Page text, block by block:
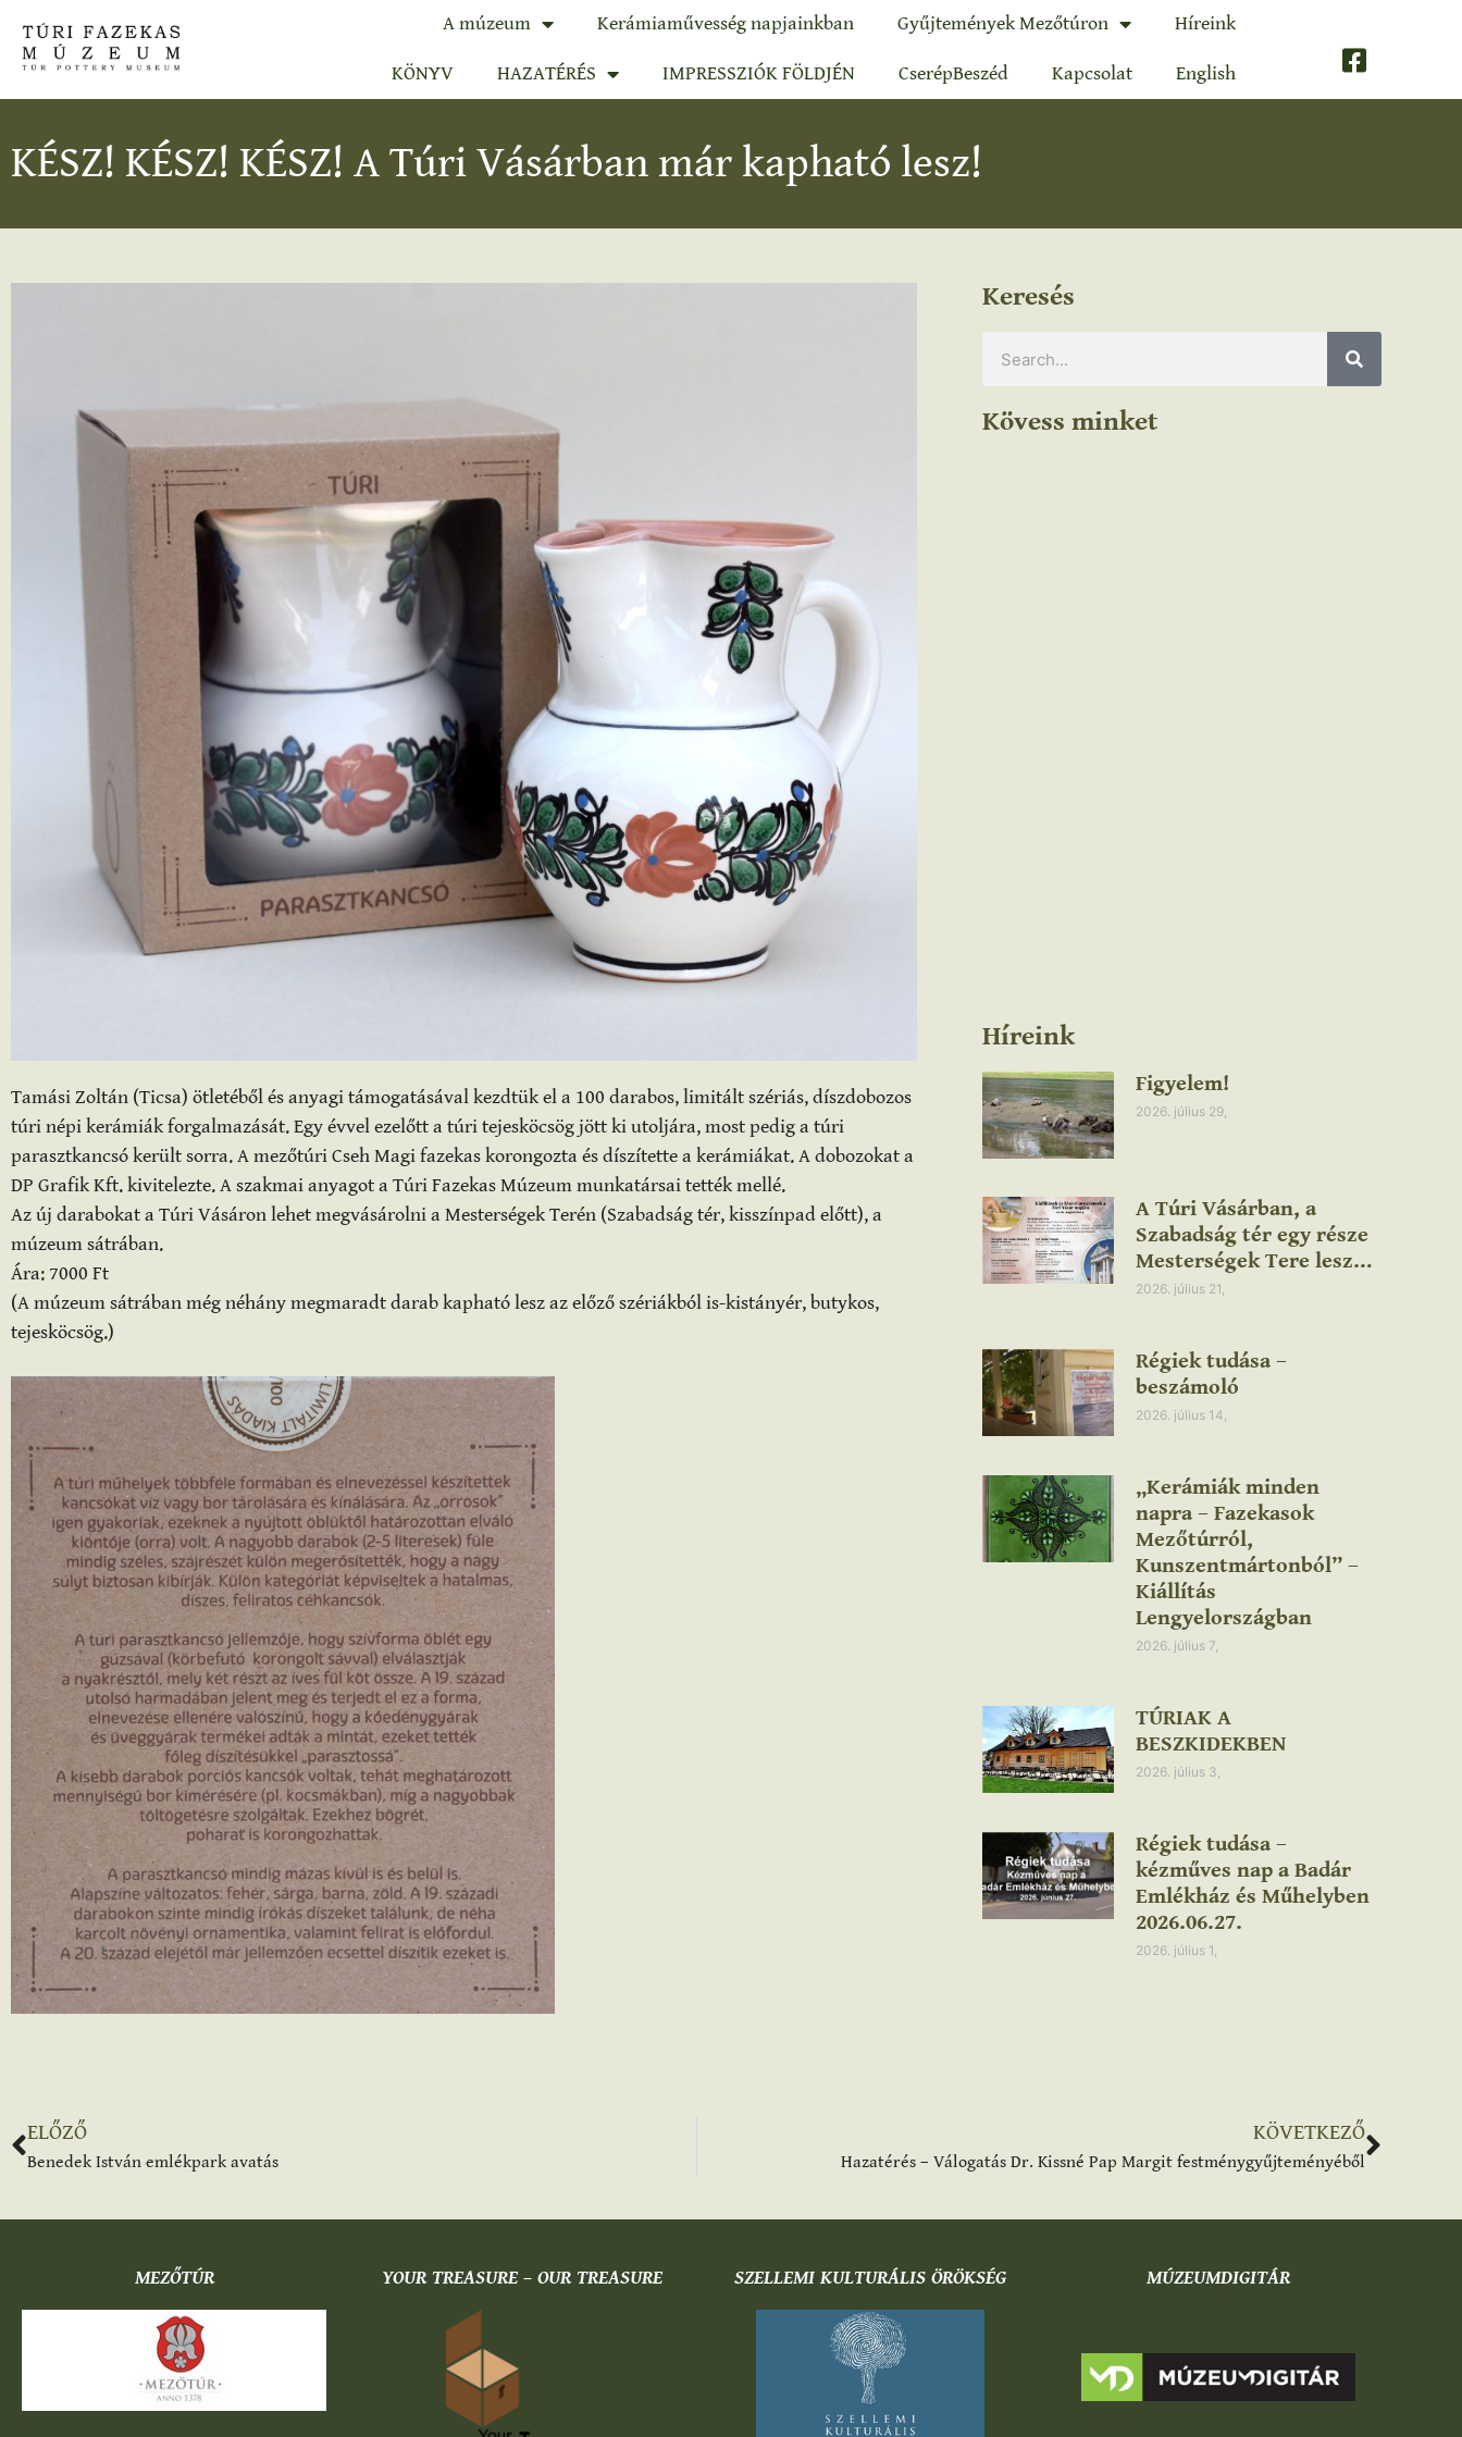
A múzeum Kerámiaművesség napjainkban Gyűjtemények Mezőtúron Híreink
KÖNYV HAZATÉRÉS IMPRESSZIÓK FÖLDJÉN CserépBeszéd Kapcsolat English
KÉSZ! KÉSZ! KÉSZ! A Túri Vásárban már kapható lesz!
Tamási Zoltán (Ticsa) ötletéből és anyagi támogatásával kezdtük el a 100 darabos, limitált szériás, díszdobozos
túri népi kerámiák forgalmazását. Egy évvel ezelőtt a túri tejesköcsög jött ki utoljára, most pedig a túri
parasztkancsó került sorra. A mezőtúri Cseh Magi fazekas korongozta és díszítette a kerámiákat. A dobozokat a
DP Grafik Kft. kivitelezte. A szakmai anyagot a Túri Fazekas Múzeum munkatársai tették mellé.
Az új darabokat a Túri Vásáron lehet megvásárolni a Mesterségek Terén (Szabadság tér, kisszínpad előtt), a
múzeum sátrában.
Ára: 7000 Ft
(A múzeum sátrában még néhány megmaradt darab kapható lesz az előző szériákból is-kistányér, butykos,
tejesköcsög.)
Keresés
Kövess minket
Híreink
Figyelem!
2026. július 29,
A Túri Vásárban, a
Szabadság tér egy része
Mesterségek Tere lesz…
2026. július 21,
Régiek tudása –
beszámoló
2026. július 14,
„Kerámiák minden
napra – Fazekasok
Mezőtúrról,
Kunszentmártonból” –
Kiállítás
Lengyelországban
2026. július 7,
TÚRIAK A
BESZKIDEKBEN
2026. július 3,
Régiek tudása –
kézműves nap a Badár
Emlékház és Műhelyben
2026.06.27.
2026. július 1,
ELŐZŐ
Benedek István emlékpark avatás
KÖVETKEZŐ
Hazatérés – Válogatás Dr. Kissné Pap Margit festménygyűjteményéből
MEZŐTÚR YOUR TREASURE – OUR TREASURE SZELLEMI KULTURÁLIS ÖRÖKSÉG MÚZEUMDIGITÁR